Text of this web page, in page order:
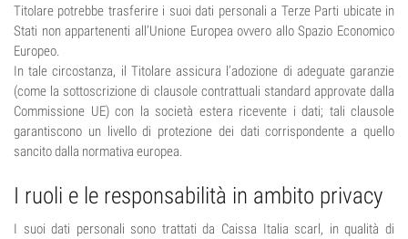
Titolare potrebbe trasferire i suoi dati personali a Terze Parti ubicate in
Stati non appartenenti all’Unione Europea ovvero allo Spazio Economico
Europeo.
In tale circostanza, il Titolare assicura l’adozione di adeguate garanzie
(come la sottoscrizione di clausole contrattuali standard approvate dalla
Commissione UE) con la società estera ricevente i dati; tali clausole
garantiscono un livello di protezione dei dati corrispondente a quello
sancito dalla normativa europea.
I ruoli e le responsabilità in ambito privacy
I suoi dati personali sono trattati da Caissa Italia scarl, in qualità di